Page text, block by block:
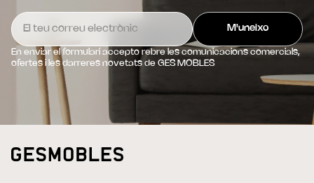
En enviar el formulari accepto rebre les comunicacions comercials,
ofertes i les darreres novetats de GES MOBLES